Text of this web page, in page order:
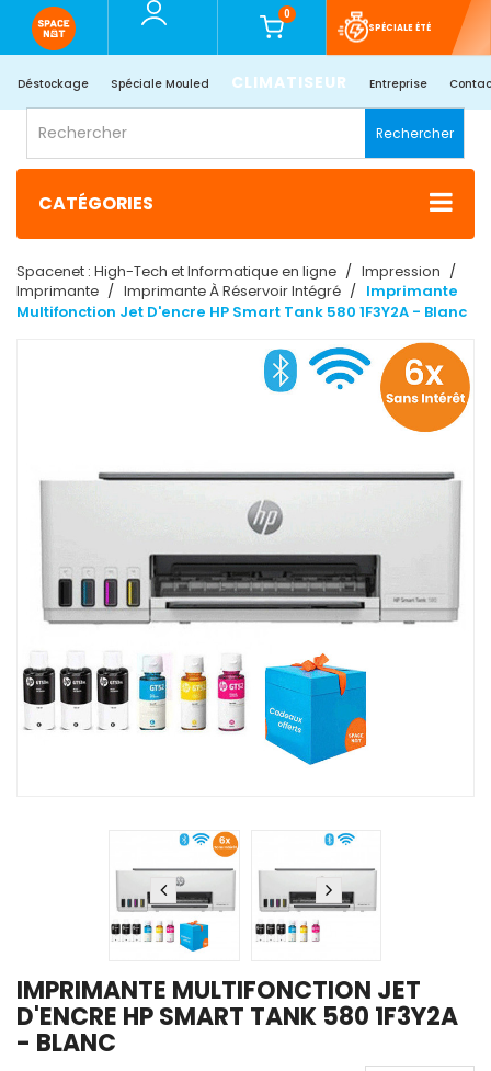
0
SPÉCIALE ÉTÉ
Déstockage Spéciale Mouled CLIMATISEUR Entreprise
Rechercher
CATÉGORIES
Spacenet : High-Tech et Informatique en ligne
Impression
Imprimante
Imprimante À Réservoir Intégré
Imprimante
Multifonction Jet D'encre HP Smart Tank 580 1F3Y2A - Blanc
IMPRIMANTE MULTIFONCTION JET
D'ENCRE HP SMART TANK 580 1F3Y2A
- BLANC